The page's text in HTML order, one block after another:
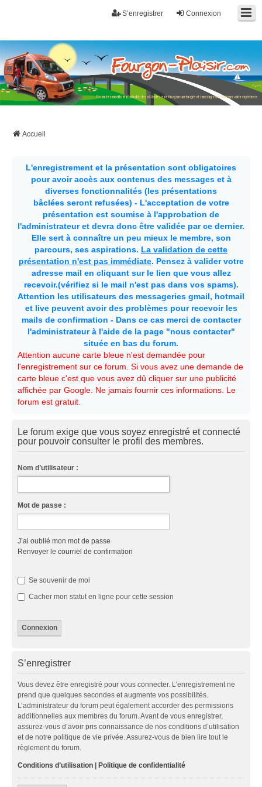
Connexion
S’enregistrer
Fourgon-plaisir.com
Forum de conseils et d'entraide des utilisateurs de fourgons, fourgons
aménagés, vans et de camping-car. Partagez votre expérience.
Accueil
L'enregistrement et la présentation sont obligatoires
pour avoir accès aux contenus des messages et à
diverses fonctionnalités (les présentations
bâclées seront refusées) - L'acceptation de votre
présentation est soumise à l'approbation de
l'administrateur et devra donc être validée par ce dernier.
Elle sert à connaître un peu mieux le membre, son
parcours, ses aspirations. La validation de cette
présentation n'est pas immédiate. Pensez à valider votre
adresse mail en cliquant sur le lien que vous allez
recevoir.(vérifiez si le mail n'est pas dans vos spams).
Attention les utilisateurs des messageries gmail, hotmail
et live peuvent avoir des problèmes pour recevoir les
mails de confirmation - Dans ce cas merci de contacter
l'administrateur à l'aide de la page "nous contacter"
située en bas du forum.
Attention aucune carte bleue n'est demandée pour
l'enregistrement sur ce forum. Si vous avez une demande de
carte bleue c'est que vous avez dû cliquer sur une publicité
affichée par Google. Ne jamais fournir ces informations. Le
forum est gratuit.
Le forum exige que vous soyez enregistré et connecté
pour pouvoir consulter le profil des membres.
Nom d’utilisateur :
Mot de passe :
J’ai oublié mon mot de passe
Renvoyer le courriel de confirmation
Se souvenir de moi
Cacher mon statut en ligne pour cette session
S’enregistrer
Vous devez être enregistré pour vous connecter. L’enregistrement ne
prend que quelques secondes et augmente vos possibilités.
L’administrateur du forum peut également accorder des permissions
additionnelles aux membres du forum. Avant de vous enregistrer,
assurez-vous d’avoir pris connaissance de nos conditions d’utilisation
et de notre politique de vie privée. Assurez-vous de bien lire tout le
règlement du forum.
Conditions d’utilisation Politique de confidentialité